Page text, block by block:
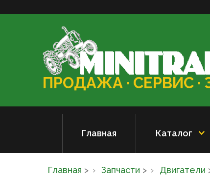
ПРОДАЖА · СЕРВИС ·
Главная Каталог
Главная > Запчасти > Двигатели